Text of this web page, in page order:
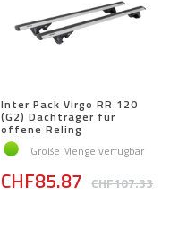
Inter Pack Virgo RR 120
(G2) Dachträger für
offene Reling
Große Menge verfügbar
CHF107.33
CHF85.87